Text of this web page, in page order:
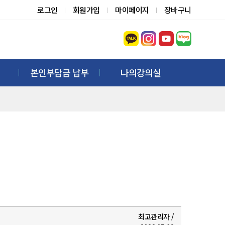
로그인 회원가입 마이페이지 장바구니
본인부담금 납부 나의강의실
최고관리자 /